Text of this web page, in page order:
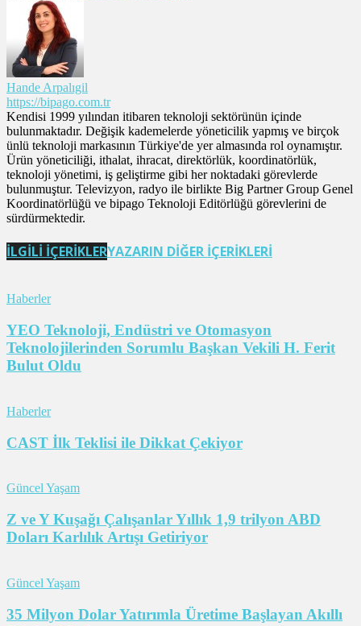
Hande Arpalıgil
https://bipago.com.tr
Kendisi 1999 yılından itibaren teknoloji sektörünün içinde
bulunmaktadır. Değişik kademelerde yöneticilik yapmış ve birçok
ünlü teknoloji markasının Türkiye'de yer almasında rol oynamıştır.
Ürün yöneticiliği, ithalat, ihracat, direktörlük, koordinatörlük,
teknoloji yönetimi, iş geliştirme gibi her noktadaki görevlerde
bulunmuştur. Televizyon, radyo ile birlikte Big Partner Group Genel
Koordinatörlüğü ve bipago Teknoloji Editörlüğü görevlerini de
sürdürmektedir.
İLGİLİ İÇERİKLERYAZARIN DİĞER İÇERİKLERİ
Haberler
YEO Teknoloji, Endüstri ve Otomasyon
Teknolojilerinden Sorumlu Başkan Vekili H. Ferit
Bulut Oldu
Haberler
CAST İlk Teklisi ile Dikkat Çekiyor
Güncel Yaşam
Z ve Y Kuşağı Çalışanlar Yıllık 1,9 trilyon ABD
Doları Karlılık Artışı Getiriyor
Güncel Yaşam
35 Milyon Dolar Yatırımla Üretime Başlayan Akıllı